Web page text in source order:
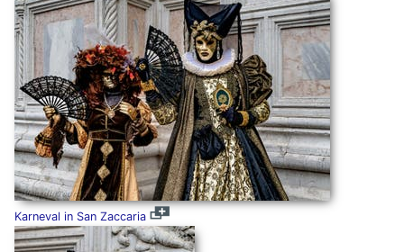
Karneval in San Zaccaria